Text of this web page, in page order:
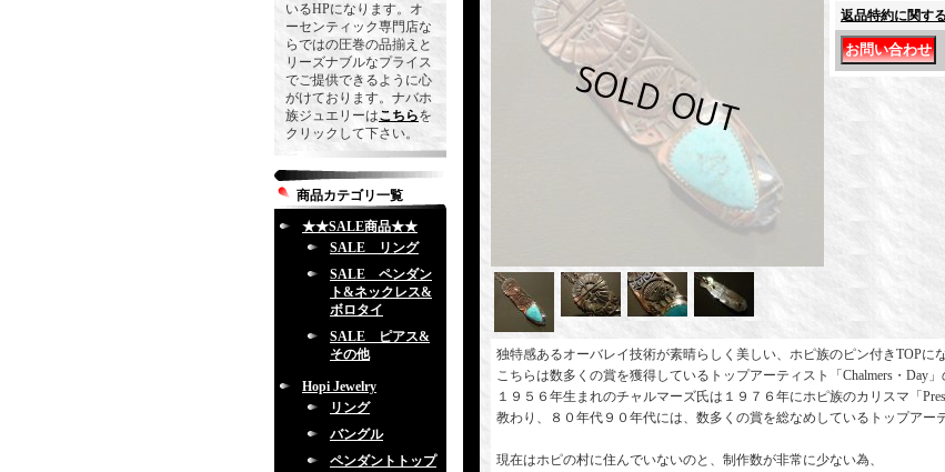
いるHPになります。オ
ーセンティック専門店な
らではの圧巻の品揃えと
リーズナブルなプライス
でご提供できるように心
がけております。ナバホ
族ジュエリーはこちらを
クリックして下さい。
商品カテゴリ一覧
★★SALE商品★★
SALE リング
SALE ペンダン
ト&ネックレス&
ボロタイ
SALE ピアス&
その他
Hopi Jewelry
リング
バングル
ペンダントトップ
返品特約に関す
独特感あるオーバレイ技術が素晴らしく美しい、ホピ族のピン付きTOPにな
こちらは数多くの賞を獲得しているトップアーティスト「Chalmers・Day」
１９５６年生まれのチャルマーズ氏は１９７６年にホピ族のカリスマ「
教わり、８０年代９０年代には、数多くの賞を総なめしているトップアー
現在はホピの村に住んでいないのと、制作数が非常に少ない為、